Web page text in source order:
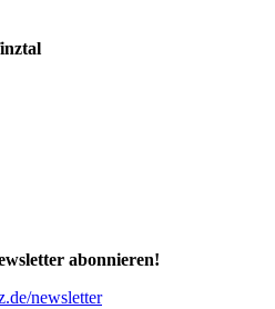
abonnieren!
newsletter